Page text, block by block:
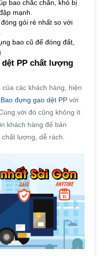
bao chắc chắn, khó bị
mạnh.
gói rẻ nhất so với
bao cũ để đóng đất,
PP chất lượng
các khách hàng, hiện
Bao đựng gạo dệt PP với
với đó cũng không ít
khách hàng để bán
lượng, dễ rách.